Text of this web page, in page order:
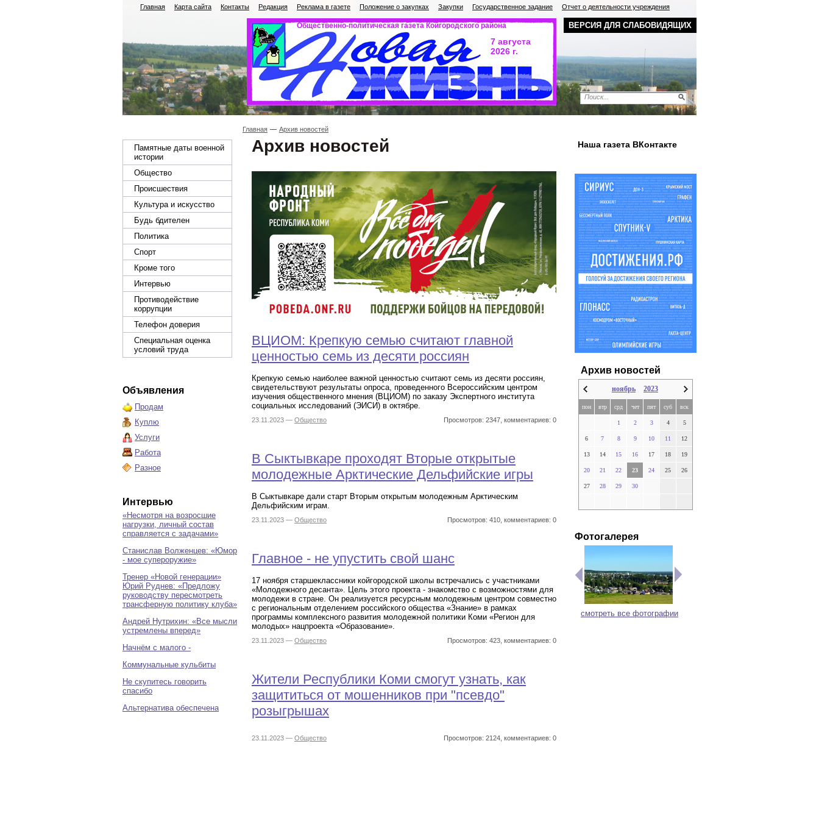
ВЕРСИЯ ДЛЯ СЛАБОВИДЯЩИХ
Главная Карта сайта Контакты Редакция Реклама в газете Положение о закупках Закупки Государственное задание Отчет о деятельности учреждения
Общественно-политическая газета Койгородского района
7 августа
2026 г.
Памятные даты военной
истории
Общество
Происшествия
Культура и искусство
Будь бдителен
Политика
Спорт
Кроме того
Интервью
Противодействие
коррупции
Телефон доверия
Специальная оценка
условий труда
Объявления
Продам
Куплю
Услуги
Работа
Разное
Интервью
«Несмотря на возросшие
нагрузки, личный состав
справляется с задачами»
Станислав Волженцев: «Юмор
- мое супероружие»
Тренер «Новой генерации»
Юрий Руднев: «Предложу
руководству пересмотреть
трансферную политику клуба»
Андрей Нутрихин: «Все мысли
устремлены вперед»
Начнём с малого -
Коммунальные кульбиты
Не скупитесь говорить
спасибо
Альтернатива обеспечена
Главная Архив новостей
Архив новостей
ВЦИОМ: Крепкую семью считают главной
ценностью семь из десяти россиян
Крепкую семью наиболее важной ценностью считают семь из десяти россиян,
свидетельствуют результаты опроса, проведенного Всероссийским центром
изучения общественного мнения (ВЦИОМ) по заказу Экспертного института
социальных исследований (ЭИСИ) в октябре.
23.11.2023 — Общество Просмотров: 2347, комментариев: 0
В Сыктывкаре проходят Вторые открытые
молодежные Арктические Дельфийские игры
В Сыктывкаре дали старт Вторым открытым молодежным Арктическим
Дельфийским играм.
23.11.2023 — Общество Просмотров: 410, комментариев: 0
Главное - не упустить свой шанс
17 ноября старшеклассники койгородской школы встречались с участниками
«Молодежного десанта». Цель этого проекта - знакомство с возможностями для
молодежи в стране. Он реализуется ресурсным молодежным центром совместно
с региональным отделением российского общества «Знание» в рамках
программы комплексного развития молодежной политики Коми «Регион для
молодых» нацпроекта «Образование».
23.11.2023 — Общество Просмотров: 423, комментариев: 0
Жители Республики Коми смогут узнать, как
защититься от мошенников при "псевдо"
розыгрышах
23.11.2023 — Общество Просмотров: 2124, комментариев: 0
Наша газета ВКонтакте
Архив новостей
ноябрь 2023
пон втр срд чет пят суб вск
1 2 3 4 5
6 7 8 9 10 11 12
13 14 15 16 17 18 19
20 21 22 23 24 25 26
27 28 29 30
Фотогалерея
смотреть все фотографии